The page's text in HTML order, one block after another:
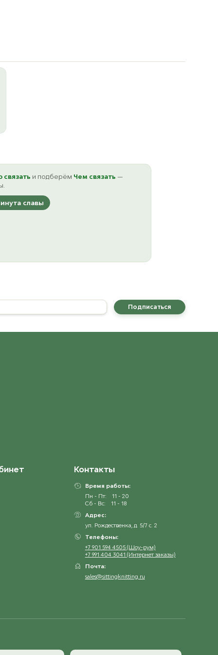
связать и подберём Чем связать —
славы
Подписаться
Контакты
Время работы:
Пн - Пт:
11 - 20
Сб - Вс:
11 - 18
Адрес:
ул. Рождественка, д. 5/7 с. 2
Телефоны:
+7 901 594 4505 (Шоу-рум)
+7 991 404 3041 (Интернет заказы)
Почта:
sales@sittingknitting.ru